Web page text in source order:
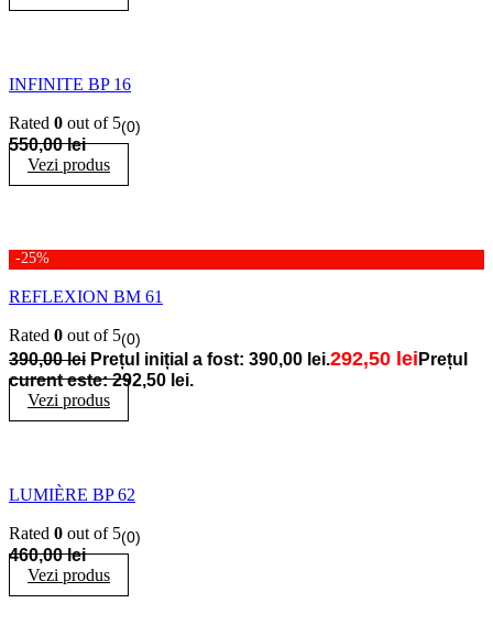
INFINITE BP 16
Rated 0 out of 5(0)
550,00lei
Vezi produs
-25%
REFLEXION BM 61
Rated 0 out of 5(0)
390,00lei Prețul inițial a fost: 390,00 lei.292,50 lei Prețul
curent este: 292,50 lei.
Vezi produs
LUMIÈRE BP 62
Rated 0 out of 5(0)
460,00lei
Vezi produs